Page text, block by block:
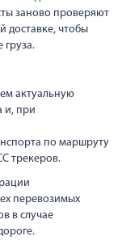
заново проверяют
доставке, чтобы
груза.
актуальную
и, при
по маршруту
трекеров.
перевозимых
в случае